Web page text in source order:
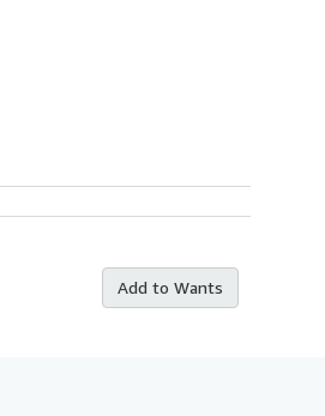
Add to Wants